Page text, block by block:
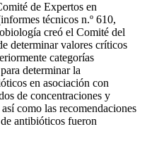
de Expertos en
técnicos n.º 610,
creó el Comité del
determinar valores críticos
categorías
determinar la
en asociación con
de concentraciones y
como las recomendaciones
antibióticos fueron